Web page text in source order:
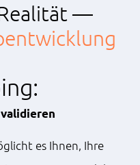
—
es Ihnen, Ihre